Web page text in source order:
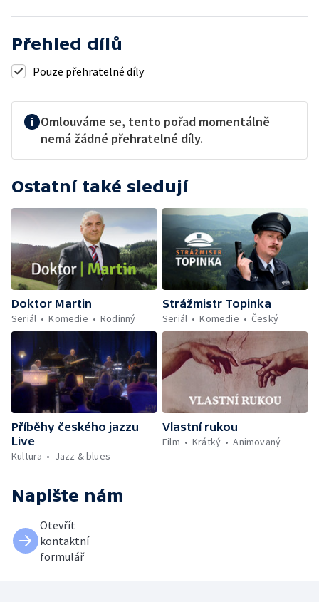
Přehled dílů
Pouze přehratelné díly
Omlouváme se, tento pořad momentálně
nemá žádné přehratelné díly.
Ostatní také sledují
Doktor Martin
Seriál
Komedie Rodinný
Strážmistr Topinka
Seriál
Komedie Český
Příběhy českého jazzu
Live
Kultura
Jazz & blues
Vlastní rukou
Film
Krátký Animovaný
Napište nám
Otevřít
kontaktní
formulář